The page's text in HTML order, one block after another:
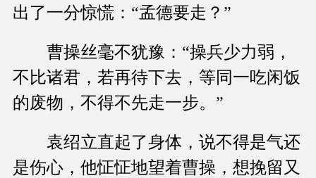
出了一分惊慌：“孟德要走？”
曹操丝毫不犹豫：“操兵少力弱，
不比诸君，若再待下去，等同一吃闲饭
的废物，不得不先走一步。”
袁绍立直起了身体，说不得是气还
是伤心，他怔怔地望着曹操，想挽留又